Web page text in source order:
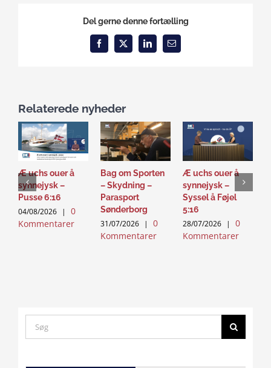
Del gerne denne fortælling
Facebook
X LinkedInEmail
Relaterede nyheder
Æ uchs ouer å
synnejysk –
Pusse 6:16
04/08/2026 |
0
Kommentarer
Bag om Sporten
– Skydning –
Parasport
Sønderborg
31/07/2026 |
0
Kommentarer
Æ uchs ouer å
synnejysk –
Syssel å Føjel
5:16
28/07/2026 |
0
Kommentarer
Search
for: